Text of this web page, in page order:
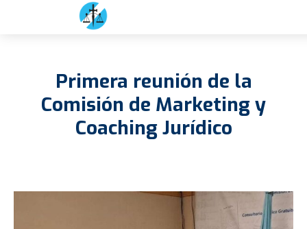
Primera reunión de la
Comisión de Marketing y
Coaching Jurídico